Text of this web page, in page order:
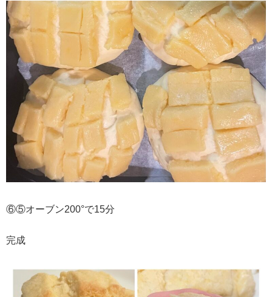
⑥⑤オーブン200°で15分
完成